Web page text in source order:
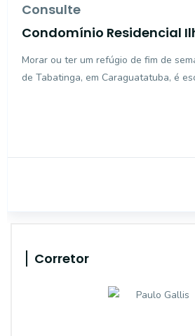
Consulte
Condomínio Residencial
Morar ou ter um refúgio de fim de
de Tabatinga, em Caraguatatuba, é
Corretor